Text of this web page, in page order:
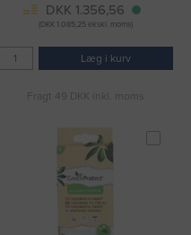
DKK 1.356,56
(DKK 1.085,25 ekskl. moms)
Læg i kurv
Fragt 49 DKK inkl. moms